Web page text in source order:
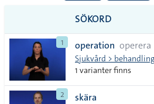
till
alla i
lista
SÖKORD
1 operation operera
Sjukvård >
1 varianter finns
2 skära